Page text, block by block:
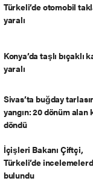
Türkeli’de otomobil
yaralı
Konya’da taşlı bıçaklı
yaralı
Sivas’ta buğday
yangın: 20 dönüm alan
döndü
İçişleri Bakanı Çiftçi,
Türkeli’de
bulundu